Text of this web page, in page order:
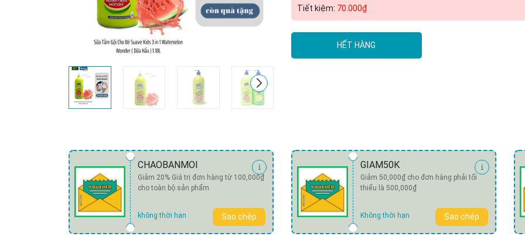
Tiết kiệm: 70.000₫
HẾT HÀNG
CHAOBANMOI
Giảm 20% Giá trị đơn hàng từ 100,000₫
cho toàn bộ sản phẩm
không thời hạn Sao chép
GIAM50K
Giảm 50,000₫ cho đơn hàng phải tối
thiểu là 500,000₫
Không thời hạn Sao chép
Ngày hết hạn: